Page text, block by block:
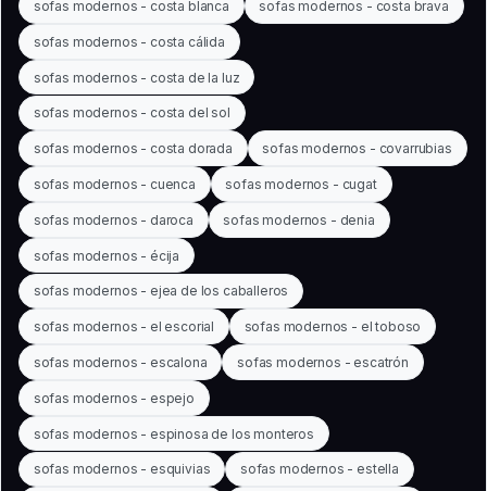
sofas modernos - costa blanca sofas modernos - costa brava
sofas modernos - costa cálida
sofas modernos - costa de la luz
sofas modernos - costa del sol
sofas modernos - costa dorada sofas modernos - covarrubias
sofas modernos - cuenca sofas modernos - cugat
sofas modernos - daroca sofas modernos - denia
sofas modernos - écija
sofas modernos - ejea de los caballeros
sofas modernos - el escorial sofas modernos - el toboso
sofas modernos - escalona sofas modernos - escatrón
sofas modernos - espejo
sofas modernos - espinosa de los monteros
sofas modernos - esquivias sofas modernos - estella